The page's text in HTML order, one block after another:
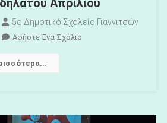
Απριλίου
5ο Δημοτικό Σχολείο Γιαννιτσών
Αφήστε Ένα ΣχόλιοΓια